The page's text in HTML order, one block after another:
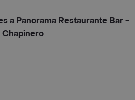
a Panorama Restaurante Bar -
Chapinero